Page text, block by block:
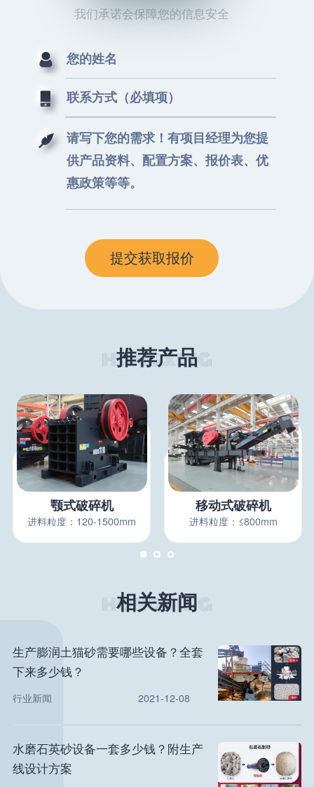
我们承诺会保障您的信息安全
推荐产品
颚式破碎机
进料粒度：120-1500mm
移动式破碎机
进料粒度：≤800mm
相关新闻
生产膨润土猫砂需要哪些设备？全套
下来多少钱？
行业新闻 2021-12-08
水磨石英砂设备一套多少钱？附生产
线设计方案